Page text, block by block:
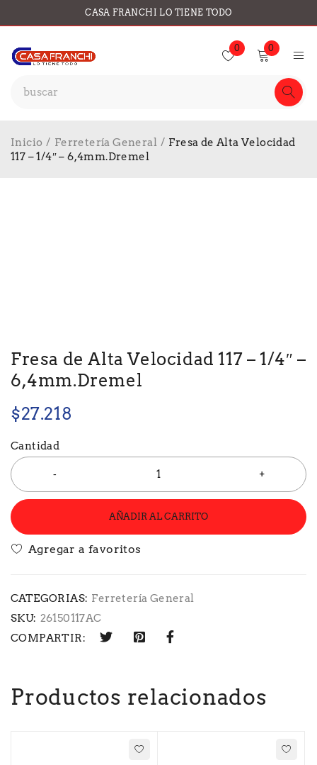
CASA FRANCHI LO TIENE TODO
0 0
Inicio / Ferretería General / Fresa de Alta Velocidad
117 – 1/4″ – 6,4mm.Dremel
Fresa de Alta Velocidad 117 – 1/4″ –
6,4mm.Dremel
$27.218
Cantidad
AÑADIR AL CARRITO
CATEGORIAS: Ferretería General
SKU: 26150117AC
COMPARTIR:
Productos relacionados